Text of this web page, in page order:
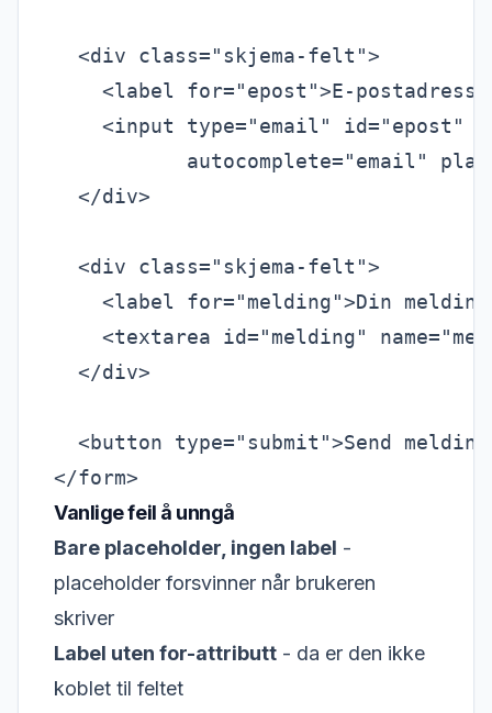
  <div class="skjema-felt">
<label for="epost">E-
<input type="email" id="epost"
autocomplete="email"
  </div>
  <div class="skjema-felt">
<label for="melding">Din
<textarea id="melding"
  </div>
<button type="submit">Send
Vanlige feil å unngå
Bare placeholder, ingen label -
placeholder forsvinner når brukeren
skriver
Label uten for-attributt - da er den ikke
koblet til feltet